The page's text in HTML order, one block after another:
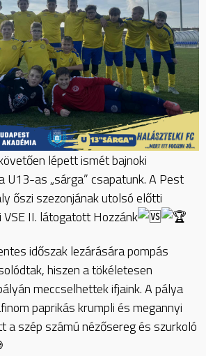
lépett ismét bajnoki
U13-as „sárga” csapatunk. A Pest
őszi szezonjának utolsó előtti
II. látogatott Hozzánk
időszak lezárására pompás
hiszen a tökéletesen
meccselhettek ifjaink. A pálya
paprikás krumpli és megannyi
a szép számú nézősereg és szurkoló